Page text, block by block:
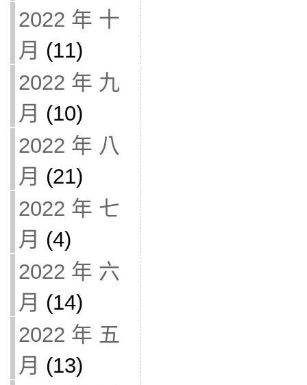
2022 年 十
月 (11)
2022 年 九
月 (10)
2022 年 八
月 (21)
2022 年 七
月 (4)
2022 年 六
月 (14)
2022 年 五
月 (13)